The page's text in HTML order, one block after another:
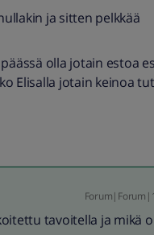
ja sitten pelkkää
olla jotain estoa
Elisalla jotain keinoa
tavoitella ja mikä